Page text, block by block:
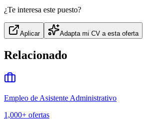
¿Te interesa este puesto?
Aplicar Adapta mi CV a esta oferta
Relacionado
Empleo de Asistente Administrativo
1,000+ ofertas